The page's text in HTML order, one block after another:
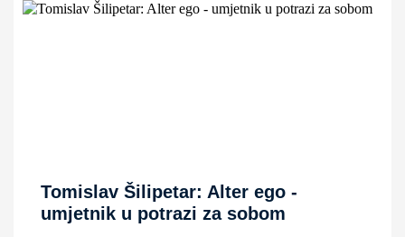
Tomislav Šilipetar: Alter ego -
umjetnik u potrazi za sobom